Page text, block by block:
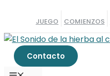
contenido
JUEGO COMIENZOS
Contacto